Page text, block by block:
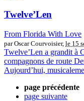
Twelve’Len
From Florida With Love
par Oscar Courvoisier, le 15
Twelve’Len a grandit à
compagnons de route
Aujourd’hui,
page précédente
page suivante